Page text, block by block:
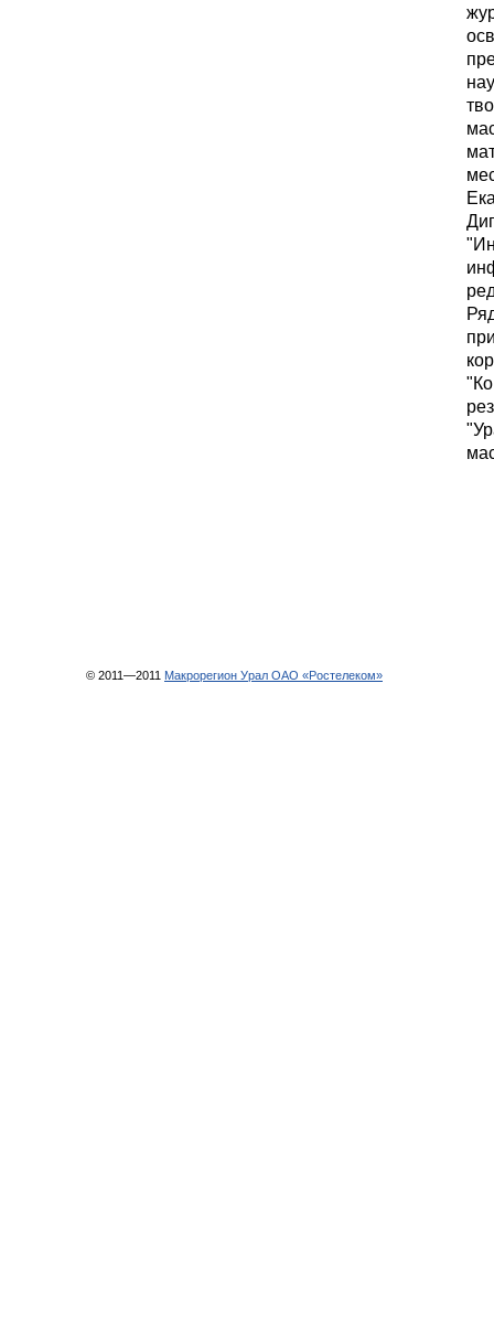
© 2011—2011 Макрорегион Урал ОАО «Ростелеком»